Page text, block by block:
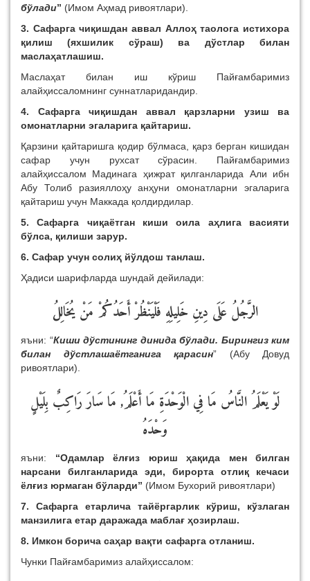
бўлади” (Имом Аҳмад ривоятлари).
3. Сафарга чиқишдан аввал Аллоҳ таолога истихора
қилиш (яхшилик сўраш) ва дўстлар билан
маслаҳатлашиш.
Маслаҳат билан иш кўриш Пайғамбаримиз
алайҳиссаломнинг суннатларидандир.
4. Сафарга чиқишдан аввал қарзларни узиш ва
омонатларни эгаларига қайтариш.
Қарзини қайтаришга қодир бўлмаса, қарз берган кишидан
сафар учун рухсат сўрасин. Пайғамбаримиз
алайҳиссалом Мадинага ҳижрат қилганларида Али ибн
Абу Толиб разияллоҳу анҳуни омонатларни эгаларига
қайтариш учун Маккада қолдирдилар.
5. Сафарга чиқаётган киши оила аҳлига васияти
бўлса, қилиши зарур.
6. Сафар учун солиҳ йўлдош танлаш.
Ҳадиси шарифларда шундай дейилади:
الرَّجُلُ عَلَى دِينِ خَلِيلِهِ فَلْيَنْظُرْ أَحَدُكُمْ مَنْ يُخَالِلُ
яъни: “Киши дўстининг динида бўлади. Бирингиз ким
билан дўстлашаётганига қарасин” (Абу Довуд
ривоятлари).
لَوْ يَعْلَمُ النَّاسُ مَا فِي الْوَحْدَةِ مَا أَعْلَمُ, مَا سَارَ رَاكِبٌ بِلَيْلٍ
وَحْدَهُ
яъни:
“Одамлар ёлғиз юриш ҳақида мен билган
нарсани билганларида эди, бирорта отлиқ кечаси
ёлғиз юрмаган бўларди” (Имом Бухорий ривоятлари)
7. Сафарга етарлича тайёргарлик кўриш, кўзлаган
манзилига етар даражада маблағ ҳозирлаш.
8. Имкон борича саҳар вақти сафарга отланиш.
Чунки Пайғамбаримиз алайҳиссалом: